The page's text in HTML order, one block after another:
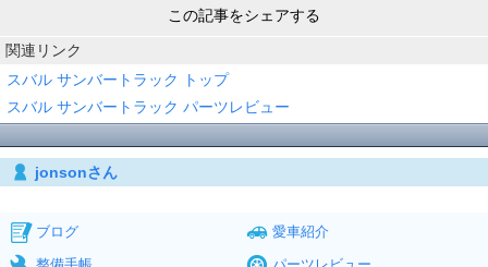
この記事をシェアする
関連リンク
スバル サンバートラック トップ
スバル サンバートラック パーツレビュー
jonsonさん
ブログ
愛車紹介